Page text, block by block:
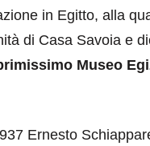
in Egitto, alla
di Casa Savoia e
Museo
Ernesto